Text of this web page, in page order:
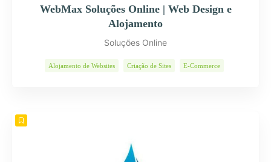
WebMax Soluções Online | Web Design e
Alojamento
Soluções Online
Alojamento de Websites Criação de Sites E-Commerce